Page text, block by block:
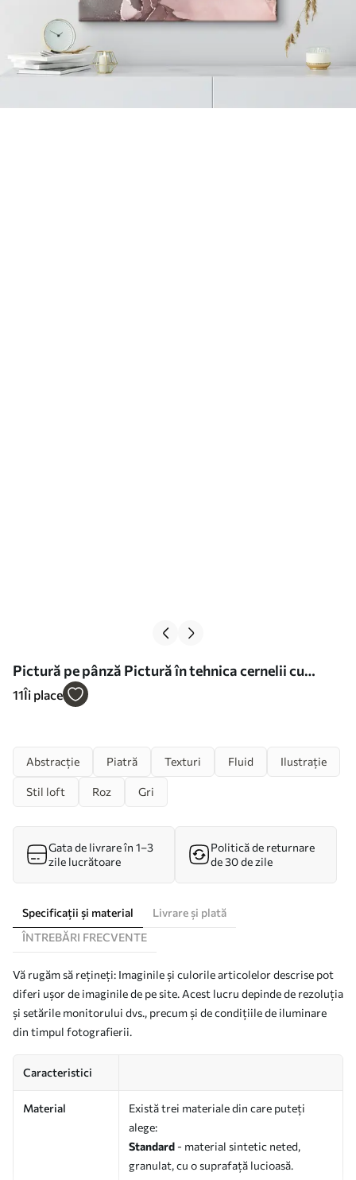
Pictură pe pânză Pictură în tehnica cernelii cu
alcool Nr s36211
11Îi place
Abstracție Piatră Texturi Fluid Ilustrație
Stil loft Roz Gri
Gata de livrare în 1–3
zile lucrătoare
Politică de returnare
de 30 de zile
Specificații și material
Livrare și plată
ÎNTREBĂRI FRECVENTE
Vă rugăm să rețineți: Imaginile și culorile articolelor descrise pot
diferi ușor de imaginile de pe site. Acest lucru depinde de rezoluția
și setările monitorului dvs., precum și de condițiile de iluminare
din timpul fotografierii.
Caracteristici
Material
Există trei materiale din care puteți
alege:
Standard - material sintetic neted,
granulat, cu o suprafață lucioasă.